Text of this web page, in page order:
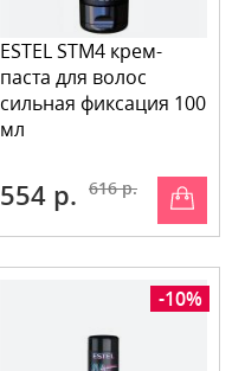
ESTEL STM4 крем-
паста для волос
cильная фиксация 100
мл
554 р. 616 р.
-10%